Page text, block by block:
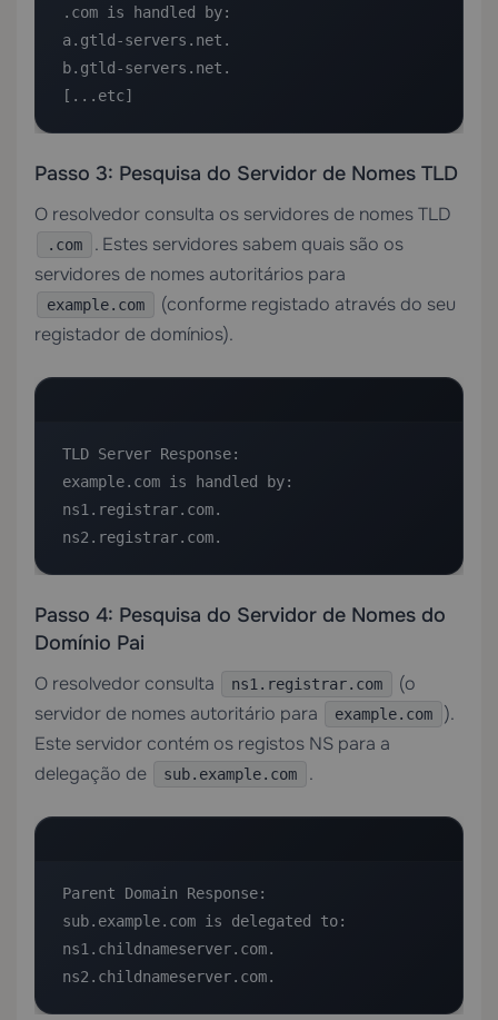
.com is handled by:
a.gtld-servers.net.
b.gtld-servers.net.
[...etc]
Passo 3: Pesquisa do Servidor de Nomes TLD
O resolvedor consulta os servidores de nomes TLD
.com
. Estes servidores sabem quais são os
servidores de nomes autoritários para
example.com
(conforme registado através do seu
registador de domínios).
TLD Server Response:
example.com is handled by:
ns1.registrar.com.
ns2.registrar.com.
Passo 4: Pesquisa do Servidor de Nomes do
Domínio Pai
O resolvedor consulta ns1.registrar.com
(o
servidor de nomes autoritário para
example.com
).
Este servidor contém os registos NS para a
delegação de
sub.example.com .
Parent Domain Response:
sub.example.com is delegated to:
ns1.childnameserver.com.
ns2.childnameserver.com.